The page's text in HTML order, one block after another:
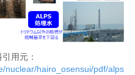
用元：
nuclear/hairo_osensui/pdf/alps